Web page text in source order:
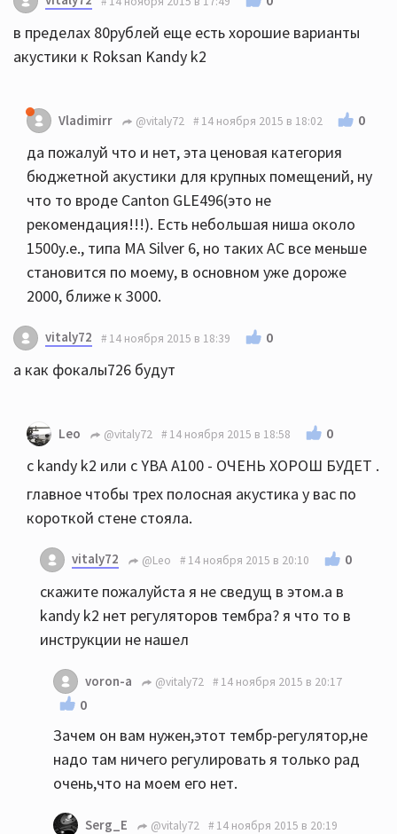
в пределах 80рублей еще есть хорошие варианты
акустики к Roksan Kandy k2
Vladimirr @vitaly72 14 ноября 2015 в 18:02 0
да пожалуй что и нет, эта ценовая категория
бюджетной акустики для крупных помещений, ну
что то вроде Canton GLE496(это не
рекомендация!!!). Есть небольшая ниша около
1500у.е., типа MA Silver 6, но таких АС все меньше
становится по моему, в основном уже дороже
2000, ближе к 3000.
vitaly72 14 ноября 2015 в 18:39 0
а как фокалы726 будут
Leo @vitaly72 14 ноября 2015 в 18:58 0
c kandy k2 или c YBA A100 - ОЧЕНЬ ХОРОШ БУДЕТ .
главное чтобы трех полосная акустика у вас по
короткой стене стояла.
vitaly72 @Leo 14 ноября 2015 в 20:10 0
скажите пожалуйста я не сведущ в этом.а в
kandy k2 нет регуляторов тембра? я что то в
инструкции не нашел
voron-a @vitaly72 14 ноября 2015 в 20:17
0
Зачем он вам нужен,этот тембр-регулятор,не
надо там ничего регулировать я только рад
очень,что на моем его нет.
Serg_E @vitaly72 14 ноября 2015 в 20:19